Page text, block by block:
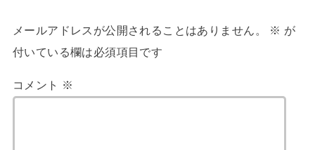
メールアドレスが公開されることはありません。 ※ が
付いている欄は必須項目です
コメント ※